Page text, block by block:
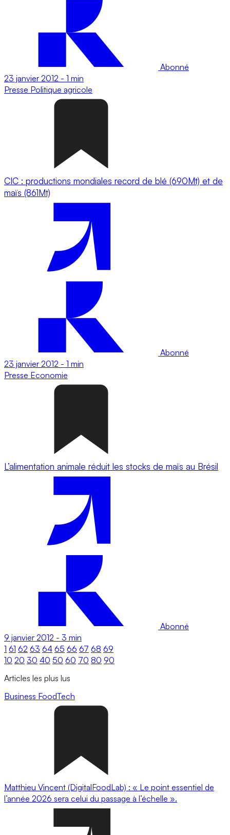
Abonné
23 janvier 2012 - 1 min
Presse Politique agricole
CIC : productions mondiales record de blé (690Mt) et de
maïs (861Mt)
Abonné
23 janvier 2012 - 1 min
Presse Economie
L’alimentation animale réduit les stocks de maïs au Brésil
Abonné
9 janvier 2012 - 3 min
1 61 62 63 64 65 66 67 68 69
10 20 30 40 50 60 70 80 90
Articles les plus lus
Business FoodTech
Matthieu Vincent (DigitalFoodLab) : « Le point essentiel de
l’année 2026 sera celui du passage à l’échelle ».